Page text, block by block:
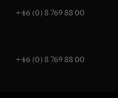
+46 (0) 8 769 88 00
+46 (0) 8 769 88 00